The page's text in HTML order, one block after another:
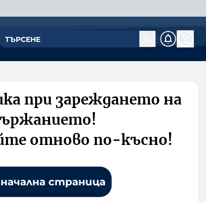
при зареждането на
отново по-късно!
страница